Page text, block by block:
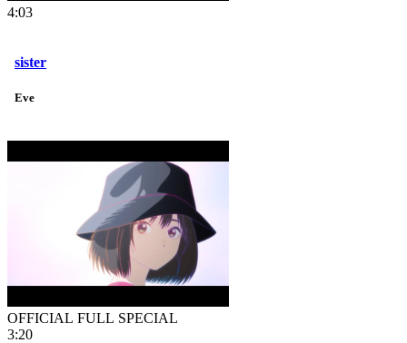
4:03
sister
Eve
OFFICIAL FULL SPECIAL
3:20